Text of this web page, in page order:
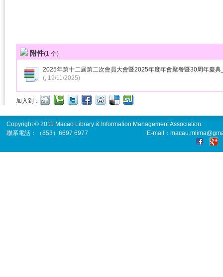
附件(1 个)
2025年第十二屆第二次會員大會暨2025年度年會聚餐暨30周年慶典
(, 19/11/2025)
加入到：
Copyright © 2011 Macao Library & Information Management Association
聯系電話：（853）6697 6977
E-mail：